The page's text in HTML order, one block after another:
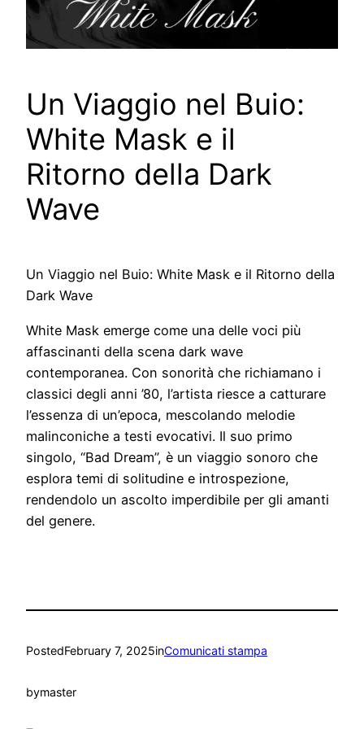
Un Viaggio nel Buio:
White Mask e il
Ritorno della Dark
Wave
Un Viaggio nel Buio: White Mask e il Ritorno della
Dark Wave
White Mask emerge come una delle voci più
affascinanti della scena dark wave
contemporanea. Con sonorità che richiamano i
classici degli anni ’80, l’artista riesce a catturare
l’essenza di un’epoca, mescolando melodie
malinconiche a testi evocativi. Il suo primo
singolo, “Bad Dream”, è un viaggio sonoro che
esplora temi di solitudine e introspezione,
rendendolo un ascolto imperdibile per gli amanti
del genere.
PostedFebruary 7, 2025inComunicati stampa
bymaster